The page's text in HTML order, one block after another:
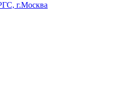
г.Москва